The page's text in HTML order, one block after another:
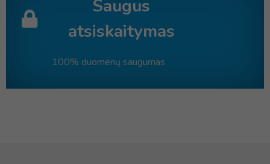
Saugus
atsiskaitymas
100% duomenų saugumas